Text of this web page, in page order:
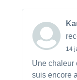
14
Une chaleur
suis encore